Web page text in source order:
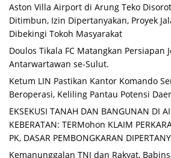
Aston Villa Airport di Arung Teko
Ditimbun, Izin Dipertanyakan, Proyek
Dibekingi Tokoh Masyarakat
Doulos Tikala FC Matangkan Persiapan
Antarwartawan se-Sulut.
Ketum LIN Pastikan Kantor Komando
Beroperasi, Keliling Pantau Potensi
EKSEKUSI TANAH DAN BANGUNAN DI
KEBERATAN: TERMohon KLAIM
PK, DASAR PEMBONGKARAN
Kemanunggalan TNI dan Rakyat,